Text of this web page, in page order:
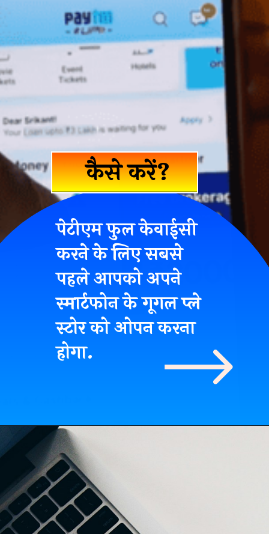
कैसे करें?
पेटीएम फुल केवाईसी
करने के लिए सबसे
पहले आपको अपने
स्मार्टफोन के गूगल प्ले
स्टोर को ओपन करना
होगा.